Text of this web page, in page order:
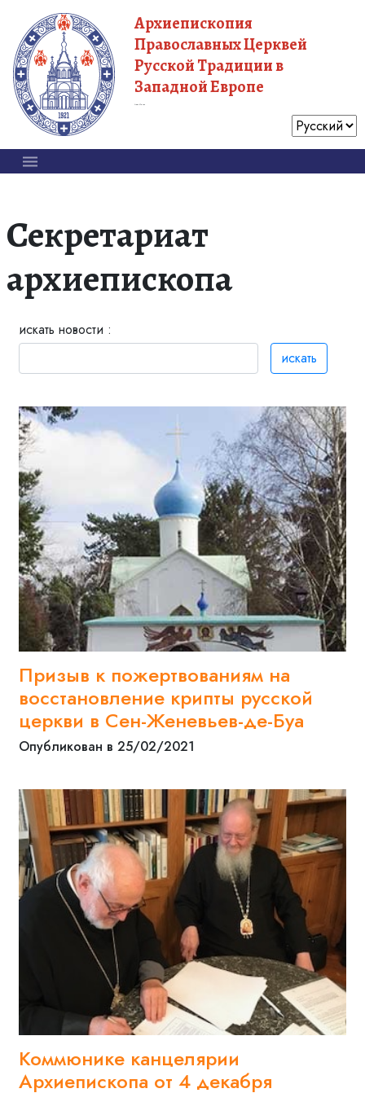
Архиепископия
Православных Церквей
Русской Традиции в
Западной Европе
Секретариат
архиепископа
искать новости :
искать
Призыв к пожертвованиям на
восстановление крипты русской
церкви в Сен-Женевьев-де-Буа
Опубликован в 25/02/2021
Коммюнике канцелярии
Архиепископа от 4 декабря